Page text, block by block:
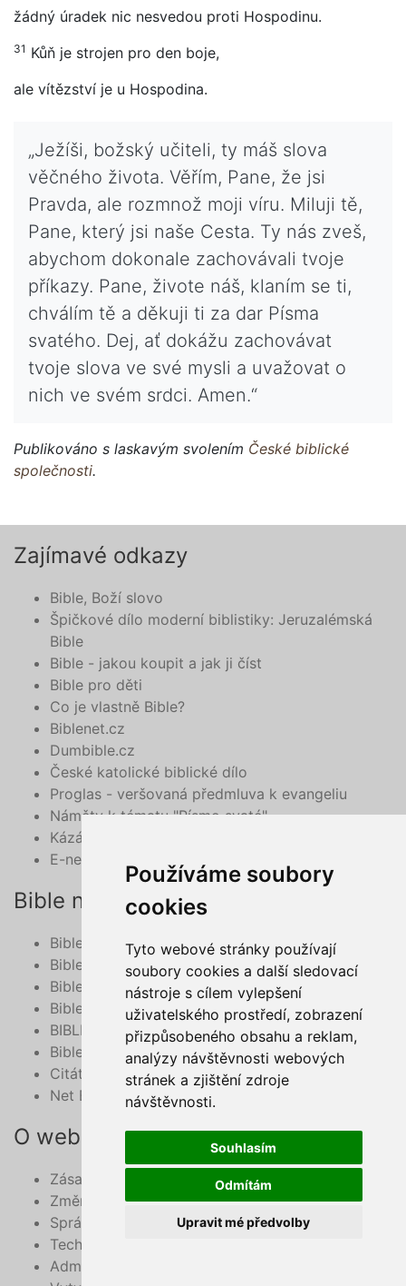
Používáme soubory
cookies
Tyto webové stránky používají
soubory cookies a další sledovací
nástroje s cílem vylepšení
uživatelského prostředí, zobrazení
přizpůsobeného obsahu a reklam,
analýzy návštěvnosti webových
stránek a zjištění zdroje
návštěvnosti.
Souhlasím
Odmítám
Upravit mé předvolby
žádný úradek nic nesvedou proti Hospodinu.
31 Kůň je strojen pro den boje,
ale vítězství je u Hospodina.
„Ježíši, božský učiteli, ty máš slova
věčného života. Věřím, Pane, že jsi
Pravda, ale rozmnož moji víru. Miluji tě,
Pane, který jsi naše Cesta. Ty nás zveš,
abychom dokonale zachovávali tvoje
příkazy. Pane, živote náš, klaním se ti,
chválím tě a děkuji ti za dar Písma
svatého. Dej, ať dokážu zachovávat
tvoje slova ve své mysli a uvažovat o
nich ve svém srdci. Amen.“
Publikováno s laskavým svolením České biblické
společnosti.
Zajímavé odkazy
Bible, Boží slovo
Špičkové dílo moderní biblistiky: Jeruzalémská
Bible
Bible - jakou koupit a jak ji číst
Bible pro děti
Co je vlastně Bible?
Biblenet.cz
Dumbible.cz
České katolické biblické dílo
Proglas - veršovaná předmluva k evangeliu
Náměty k tématu "Písmo svaté"
Kázání, promluvy a úvody
E-neděle
Bible na netu
Biblenet.cz - český ekumenický překlad online
Bibleserver.com
Bible - překlad 21. století, online
BibleHub.com - vyhledávání v multilinguální Bibli
BIBLE v mobilu
Bible do mobilu - deuterokanonické knihy
Citát z Bible na každý den e-mailem
Net Bible
O webu
Zásady zpracování osobních údajů
Změnit své cookie preference
Správce obsahu webu
Technický správce webu
Administrace